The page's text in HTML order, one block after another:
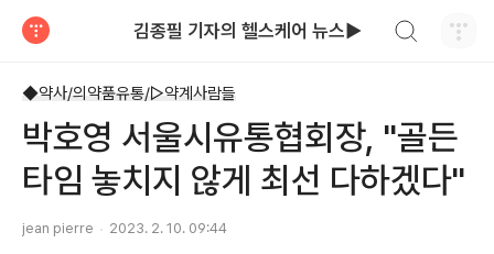
김종필 기자의 헬스케어 뉴스▶
◆약사/의약품유통/▷약계사람들
박호영 서울시유통협회장, "골든
타임 놓치지 않게 최선 다하겠다"
jean pierre 2023. 2. 10. 09:44